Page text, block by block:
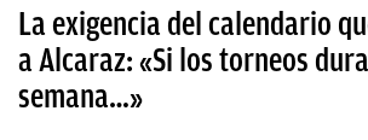
La exigencia del calendario
a Alcaraz: «Si los torneos
semana…»